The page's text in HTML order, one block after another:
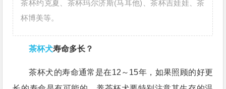
茶杯约克夏、茶杯玛尔济斯(马耳他)、茶杯吉娃娃、茶
杯博美等。
茶杯犬寿命多长？
茶杯犬的寿命通常是在12～15年，如果照顾的好更